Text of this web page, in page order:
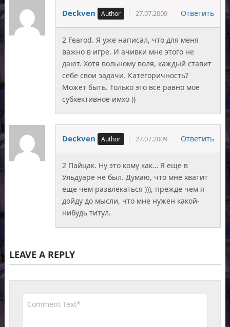
Deckven 27.07.2009 Ответить
2 Fearod. Я уже написал, что для меня
важно в игре. И ачивки мне этого не
дают. Хотя вольному воля, каждый ставит
себе свои задачи. Категоричность?
Может быть. Только это все равно мое
субхективное имхо ))
Deckven 27.07.2009 Ответить
2 Пайцак. Ну это кому как… Я еще в
Ульдуаре не был. Думаю, что мне хватит
еще чем развлекаться ))), прежде чем я
дойду до мысли, что мне нужен какой-
нибудь титул.
LEAVE A REPLY